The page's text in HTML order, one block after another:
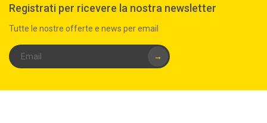
Registrati per ricevere la nostra newsletter
Tutte le nostre offerte e news per email
→